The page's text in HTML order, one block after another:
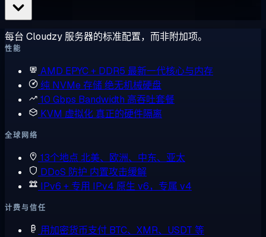
每台 Cloudzy 服务器的标准配置，而非附加项。
性能
AMD EPYC + DDR5 最新一代核心与内存
纯 NVMe 存储绝无机械硬盘
10 Gbps Bandwidth 高吞吐套餐
KVM 虚拟化 真正的硬件隔离
全球网络
13个地点 北美、欧洲、中东、亚太
DDoS 防护 内置攻击缓解
IPv6 + 专用 IPv4 原生 v6，专属 v4
计费与信任
用加密货币支付 BTC、XMR、USDT 等